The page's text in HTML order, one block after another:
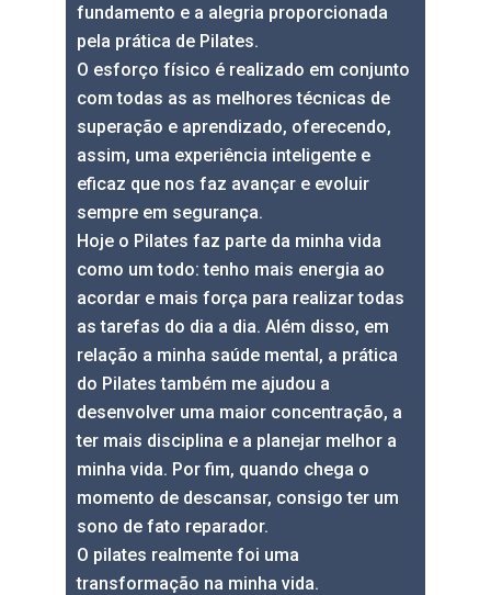
fundamento e a alegria proporcionada
pela prática de Pilates.
O esforço físico é realizado em conjunto
com todas as as melhores técnicas de
superação e aprendizado, oferecendo,
assim, uma experiência inteligente e
eficaz que nos faz avançar e evoluir
sempre em segurança.
Hoje o Pilates faz parte da minha vida
como um todo: tenho mais energia ao
acordar e mais força para realizar todas
as tarefas do dia a dia. Além disso, em
relação a minha saúde mental, a prática
do Pilates também me ajudou a
desenvolver uma maior concentração, a
ter mais disciplina e a planejar melhor a
minha vida. Por fim, quando chega o
momento de descansar, consigo ter um
sono de fato reparador.
O pilates realmente foi uma
transformação na minha vida.